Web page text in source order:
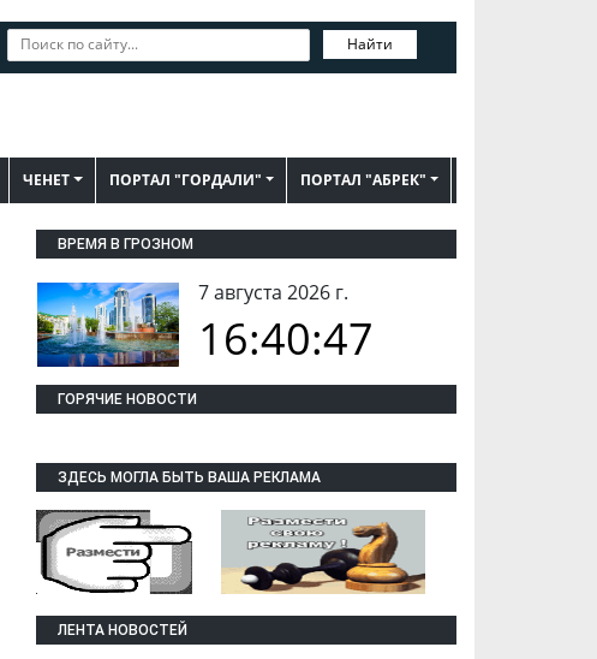
Найти
ЧЕНЕТ ПОРТАЛ "ГОРДАЛИ" ПОРТАЛ "АБРЕК"
ВРЕМЯ В ГРОЗНОМ
7 августа 2026 г.
16:40:48
ГОРЯЧИЕ НОВОСТИ
ЗДЕСЬ МОГЛА БЫТЬ ВАША РЕКЛАМА
ЛЕНТА НОВОСТЕЙ